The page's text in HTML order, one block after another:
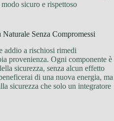
sicuro e rispettoso
Senza Compromessi
addio a rischiosi rimedi
provenienza. Ogni componente è
sicurezza, senza alcun effetto
di una nuova energia, ma
sicurezza che solo un integratore